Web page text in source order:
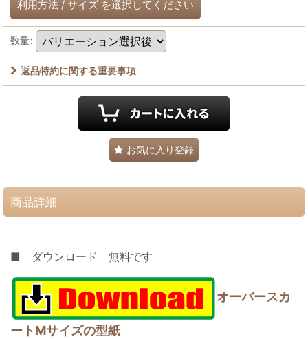
利用方法 / サイズ を選択してください
数量:
返品特約に関する重要事項
お気に入り登録
商品詳細
■ ダウンロード 無料です
オーバースカ
ートMサイズの型紙